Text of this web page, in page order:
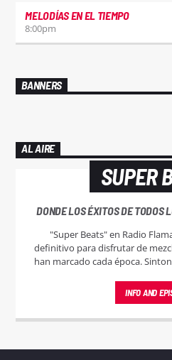
MELODÍAS EN EL TIEMPO
8:00pm
BANNERS
AL AIRE
SUPER
DONDE LOS ÉXITOS DE TODOS
"Super Beats" en Radio
definitivo para disfrutar de
han marcado cada época.
INFO AND